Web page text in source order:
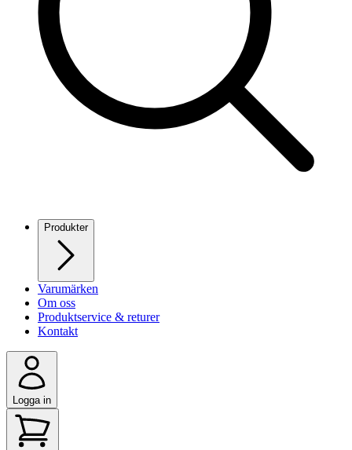
Produkter
Varumärken
Om oss
Produktservice & returer
Kontakt
Logga in